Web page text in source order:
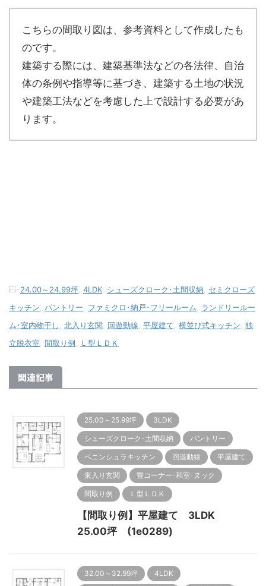
こちらの間取り図は、参考資料として作成したも
のです。
建築する際には、建築基準法などの各法律、自治
体の条例や指導等に基づき、建築する土地の状況
や建築工法などを考慮した上で設計する必要があ
ります。
-24.00～24.99坪 4LDK シューズクローク･土間収納
セミクローズ
キッチン パントリー ファミクロ･納戸･フリールーム
ランドリールー
ム･室内物干し
北入り玄関 回遊動線 平屋建て 横並び式キッチン 独
立脱衣室 間取り例 Ｌ型ＬＤＫ
関連記事
25.00～25.99坪 3LDK
シューズクローク･土間収納 パントリー
ペニンシュラキッチン 回遊動線 平屋建て
東入り玄関 畳コーナー･和室･ヌック
間取り例 Ｌ型ＬＤＫ
【間取り例】平屋建て 3LDK
25.00坪 (1e0289)
32.00～32.99坪 4LDK